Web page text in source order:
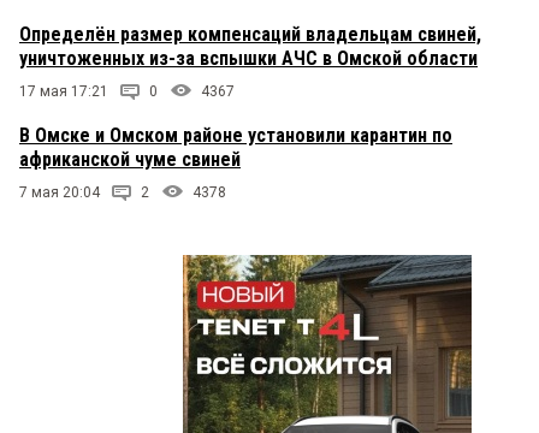
Определён размер компенсаций владельцам свиней,
уничтоженных из-за вспышки АЧС в Омской области
17 мая 17:21 0 4367
В Омске и Омском районе установили карантин по
африканской чуме свиней
7 мая 20:04 2 4378